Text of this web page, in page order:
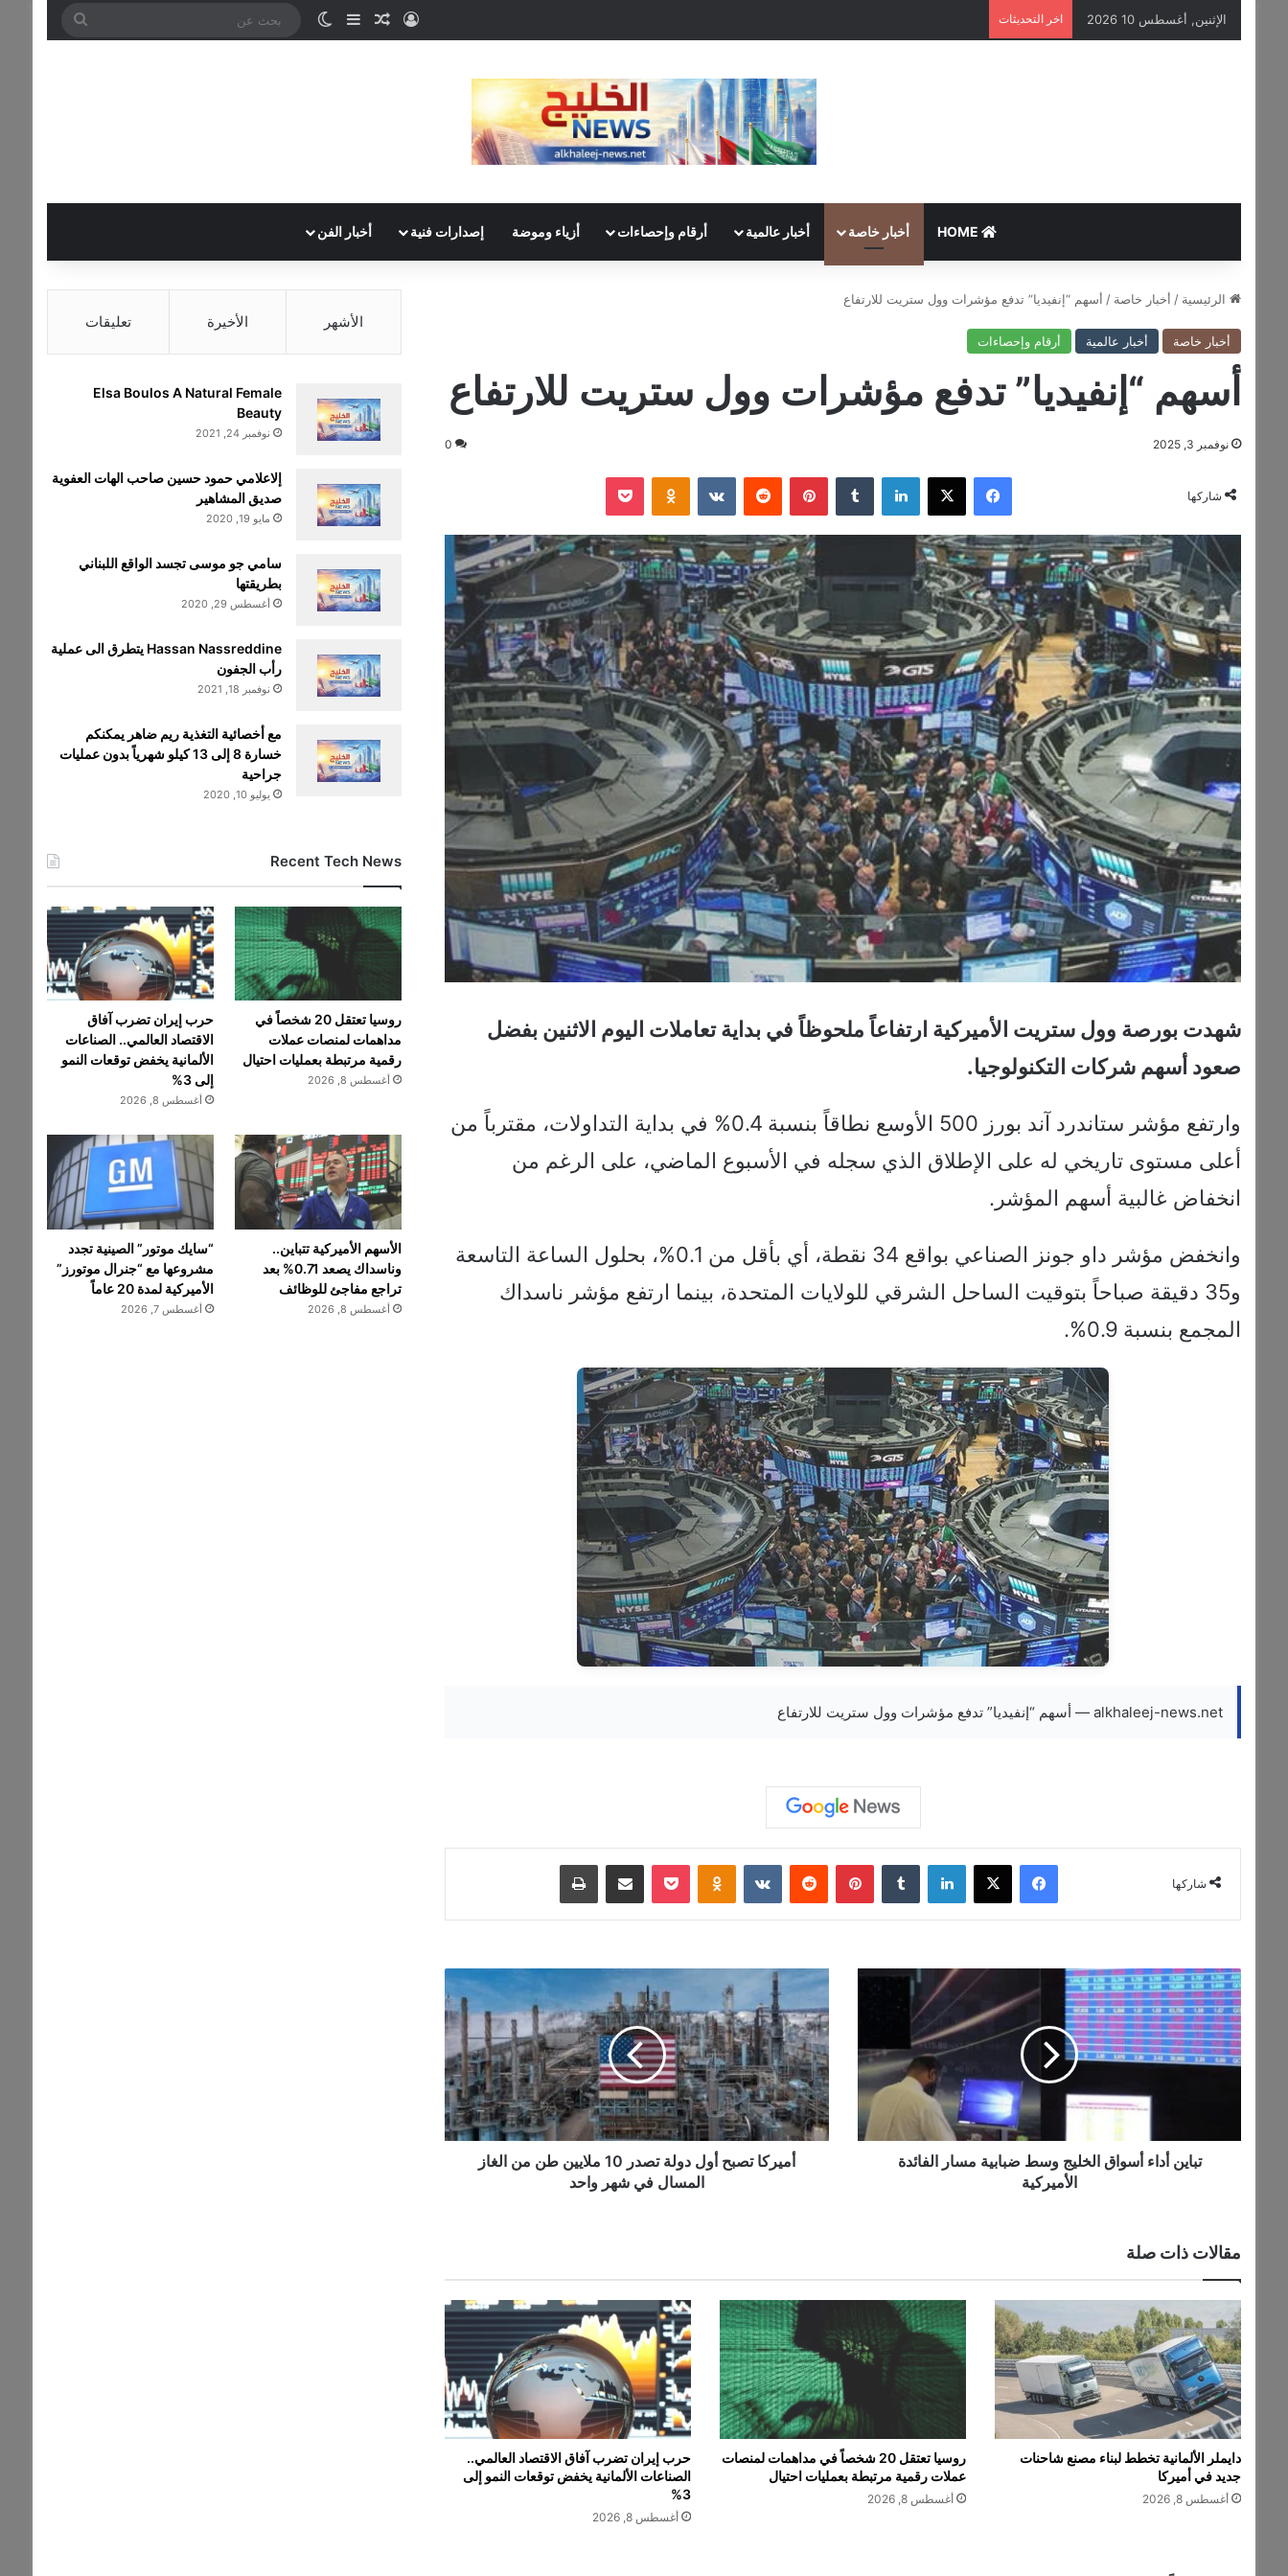
الإثنين, أغسطس 10 2026 اخر التحديثات تسجيل الدخول
مقال عشوائي
إضافة عمود جانبي
الوضع المظلم
أخبار خاصة أخبار عالمية أرقام وإحصاءات أزياء وموضة إصدارات فنية أخبار الفن
الرئيسية / أخبار خاصة / أسهم “إنفيديا” تدفع مؤشرات وول ستريت للارتفاع
أخبار خاصة أخبار عالمية أرقام وإحصاءات
أسهم “إنفيديا” تدفع مؤشرات وول ستريت للارتفاع
نوفمبر 3, 2025 0
شاركها
فيسبوك ‫X لينكدإن ‏Tumblr بينتيريست ‏Reddit
‏VKontakte
Odnoklassniki
‫Pocket
شهدت بورصة وول ستريت الأميركية ارتفاعاً ملحوظاً في بداية تعاملات اليوم الاثنين بفضل
صعود أسهم شركات التكنولوجيا.
وارتفع مؤشر ستاندرد آند بورز 500 الأوسع نطاقاً بنسبة 0.4% في بداية التداولات، مقترباً من
أعلى مستوى تاريخي له على الإطلاق الذي سجله في الأسبوع الماضي، على الرغم من
انخفاض غالبية أسهم المؤشر.
وانخفض مؤشر داو جونز الصناعي بواقع 34 نقطة، أي بأقل من 0.1%، بحلول الساعة التاسعة
و35 دقيقة صباحاً بتوقيت الساحل الشرقي للولايات المتحدة، بينما ارتفع مؤشر ناسداك
المجمع بنسبة 0.9%.
alkhaleej-news.net — أسهم “إنفيديا” تدفع مؤشرات وول ستريت للارتفاع
شاركها
فيسبوك ‫X لينكدإن ‏Tumblr بينتيريست ‏Reddit
‏VKontakte
Odnoklassniki
‫Pocket مشاركة عبر البريد طباعة
ت
ب
ا
ي
ن
ء
ا
ل
خ
ل
ي
ج
و
س
ط
ض
ب
ا
ب
تباين أداء أسواق الخليج وسط ضبابية مسار الفائدة
الأميركية
أ
ي
ر
ك
ا
ت
ص
ب
ل
ة
ص
د
ر
1
0
م
ل
ا
أميركا تصبح أول دولة تصدر 10 ملايين طن من الغاز
المسال في شهر واحد
مقالات ذات صلة
دايملر الألمانية تخطط لبناء مصنع شاحنات
جديد في أميركا
أغسطس 8, 2026
روسيا تعتقل 20 شخصاً في مداهمات لمنصات
عملات رقمية مرتبطة بعمليات احتيال
أغسطس 8, 2026
حرب إيران تضرب آفاق الاقتصاد العالمي..
الصناعات الألمانية يخفض توقعات النمو إلى
3%
أغسطس 8, 2026
الأشهر الأخيرة تعليقات
Elsa Boulos A Natural Female
Beauty
نوفمبر 24, 2021
إلاعلامي حمود حسين صاحب الهات العفوية
صديق المشاهير
مايو 19, 2020
سامي جو موسى تجسد الواقع اللبناني
بطريقتها
أغسطس 29, 2020
Hassan Nassreddine يتطرق الى عملية
رأب الجفون
نوفمبر 18, 2021
مع أخصائية التغذية ريم ضاهر يمكنكم
خسارة 8 إلى 13 كيلو شهرياً بدون عمليات
جراحية
يوليو 10, 2020
Recent Tech News
روسيا تعتقل 20 شخصاً في
مداهمات لمنصات عملات
رقمية مرتبطة بعمليات احتيال
أغسطس 8, 2026
حرب إيران تضرب آفاق
الاقتصاد العالمي.. الصناعات
الألمانية يخفض توقعات النمو
إلى 3%
أغسطس 8, 2026
الأسهم الأميركية تتباين..
وناسداك يصعد 0.71% بعد
تراجع مفاجئ للوظائف
أغسطس 8, 2026
“سايك موتور” الصينية تجدد
مشروعها مع “جنرال موتورز”
الأميركية لمدة 20 عاماً
أغسطس 7, 2026